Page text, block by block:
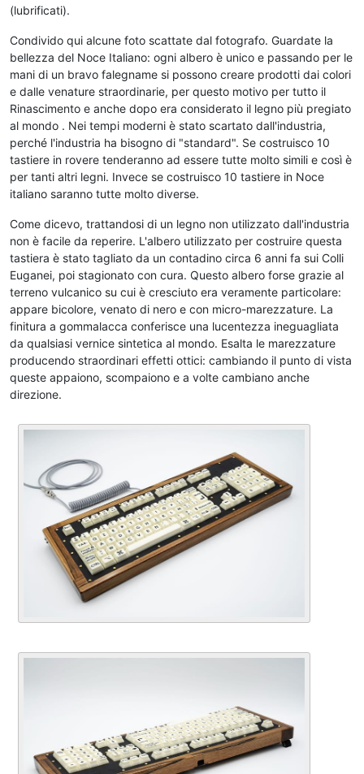
(lubrificati).
Condivido qui alcune foto scattate dal fotografo. Guardate la
bellezza del Noce Italiano: ogni albero è unico e passando per le
mani di un bravo falegname si possono creare prodotti dai colori
e dalle venature straordinarie, per questo motivo per tutto il
Rinascimento e anche dopo era considerato il legno più pregiato
al mondo . Nei tempi moderni è stato scartato dall'industria,
perché l'industria ha bisogno di "standard". Se costruisco 10
tastiere in rovere tenderanno ad essere tutte molto simili e così è
per tanti altri legni. Invece se costruisco 10 tastiere in Noce
italiano saranno tutte molto diverse.
Come dicevo, trattandosi di un legno non utilizzato dall'industria
non è facile da reperire. L'albero utilizzato per costruire questa
tastiera è stato tagliato da un contadino circa 6 anni fa sui Colli
Euganei, poi stagionato con cura. Questo albero forse grazie al
terreno vulcanico su cui è cresciuto era veramente particolare:
appare bicolore, venato di nero e con micro-marezzature. La
finitura a gommalacca conferisce una lucentezza ineguagliata
da qualsiasi vernice sintetica al mondo. Esalta le marezzature
producendo straordinari effetti ottici: cambiando il punto di vista
queste appaiono, scompaiono e a volte cambiano anche
direzione.